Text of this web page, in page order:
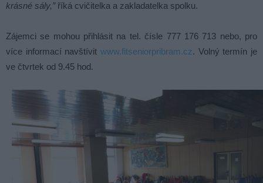
krásné sály,”říká cvičitelka a zakladatelka spolku.
Zájemci se mohou přihlásit na tel. čísle 777 176 713 nebo, pro
více informací navštívit www.fitseniorpribram.cz. Volný termín je
ve čtvrtek od 9.45 hod.